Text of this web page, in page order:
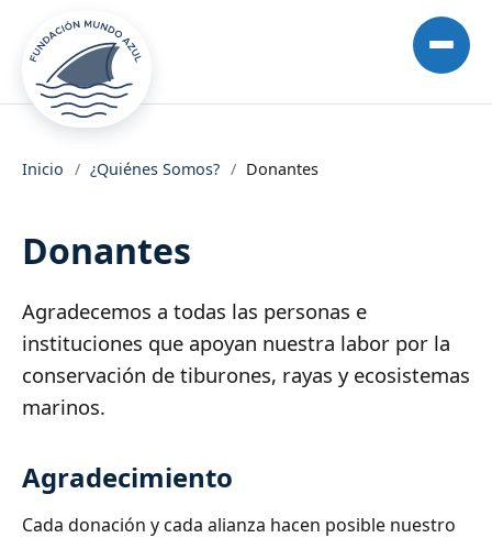
Inicio / ¿Quiénes Somos? / Donantes
Donantes
Agradecemos a todas las personas e
instituciones que apoyan nuestra labor por la
conservación de tiburones, rayas y ecosistemas
marinos.
Agradecimiento
Cada donación y cada alianza hacen posible nuestro